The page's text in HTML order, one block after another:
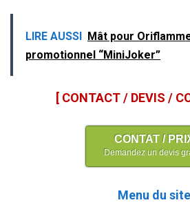
LIRE AUSSI Mât pour
promotionnel “MiniJoker”
[ CONTACT / DEVIS /
CONTAT /
Demandez un devis
Menu du site